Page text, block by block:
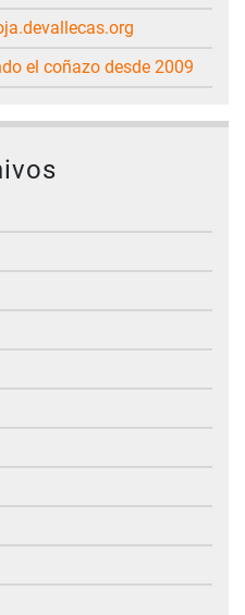
el coñazo desde 2009